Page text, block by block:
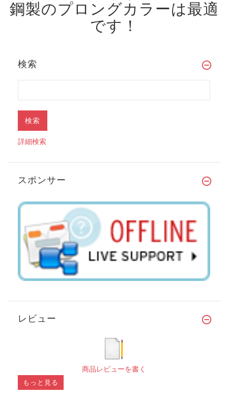
鋼製のプロングカラーは最適
です！
検索
詳細検索
スポンサー
レビュー
商品レビューを書く
もっと見る